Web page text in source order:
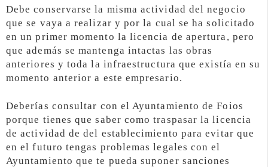
Debe conservarse la misma actividad del negocio
que se vaya a realizar y por la cual se ha solicitado
en un primer momento la licencia de apertura, pero
que además se mantenga intactas las obras
anteriores y toda la infraestructura que existía en su
momento anterior a este empresario.
Deberías consultar con el Ayuntamiento de Foios
porque tienes que saber como traspasar la licencia
de actividad de del establecimiento para evitar que
en el futuro tengas problemas legales con el
Ayuntamiento que te pueda suponer sanciones